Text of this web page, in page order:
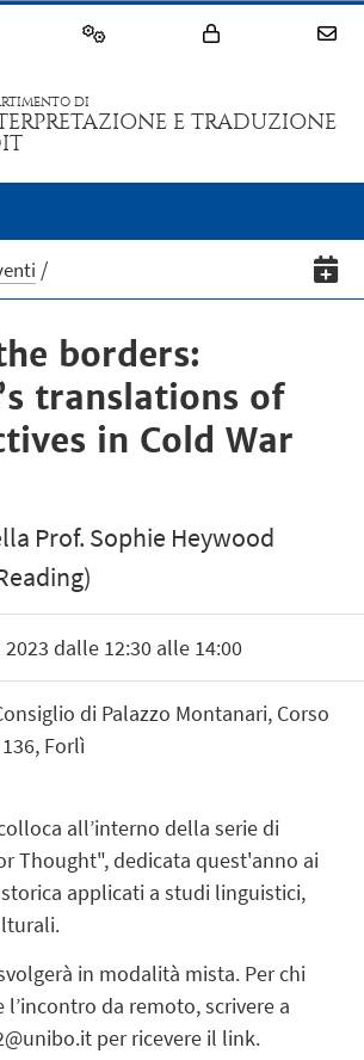
DI
E TRADUZIONE
borders:
translations of
in Cold War
Prof. Sophie Heywood
dalle 12:30 alle 14:00
di Palazzo Montanari, Corso
Forlì
all’interno della serie di
Thought", dedicata quest'anno ai
applicati a studi linguistici,
in modalità mista. Per chi
l’incontro da remoto, scrivere a
per ricevere il link.